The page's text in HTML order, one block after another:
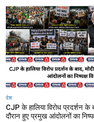
देश
CJP के हालिया विरोध प्रदर्शन के
दौरान हुए प्रमुख आंदोलनों का